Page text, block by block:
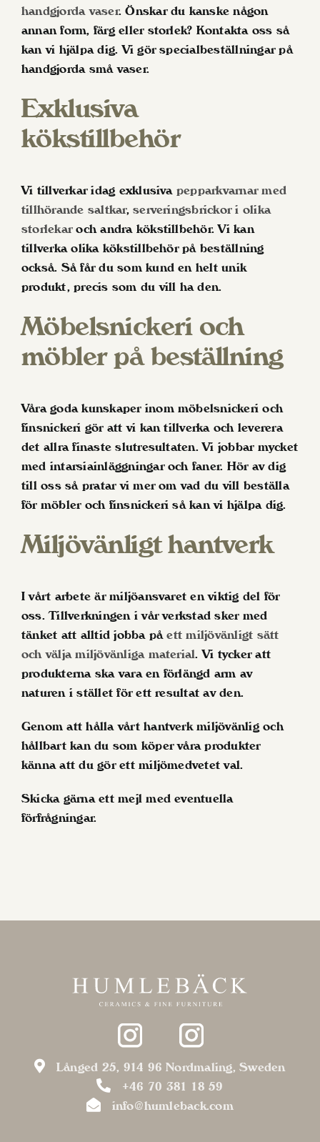
handgjorda vaser. Önskar du kanske någon
annan form, färg eller storlek? Kontakta oss så
kan vi hjälpa dig. Vi gör specialbeställningar på
handgjorda små vaser.
Exklusiva
kökstillbehör
Vi tillverkar idag exklusiva pepparkvarnar med
tillhörande saltkar,serveringsbrickor i olika
storlekaroch andra kökstillbehör. Vi kan
tillverka olika kökstillbehör på beställning
också. Så får du som kund en helt unik
produkt, precis som du vill ha den.
Möbelsnickeri och
möbler på beställning
Våra goda kunskaper inom möbelsnickeri och
finsnickeri gör att vi kan tillverka och leverera
det allra finaste slutresultaten. Vi jobbar mycket
med intarsiainläggningar och faner. Hör av dig
till oss så pratar vi mer om vad du vill beställa
för möbler och finsnickeri så kan vi hjälpa dig.
Miljövänligt hantverk
I vårt arbete är miljöansvaret en viktig del för
oss. Tillverkningen i vår verkstad sker med
tänket att alltid jobba påett miljövänligt sätt
och välja miljövänliga material. Vi tycker att
produkterna ska vara en förlängd arm av
naturen i stället för ett resultat av den.
Genom att hålla vårt hantverk miljövänlig och
hållbart kan du som köper våra produkter
känna att du gör ett miljömedvetet val.
Skicka gärna ett mejl med eventuella
förfrågningar.
Långed 25, 914 96 Nordmaling, Sweden
+46 70 381 18 59
info@humleback.com